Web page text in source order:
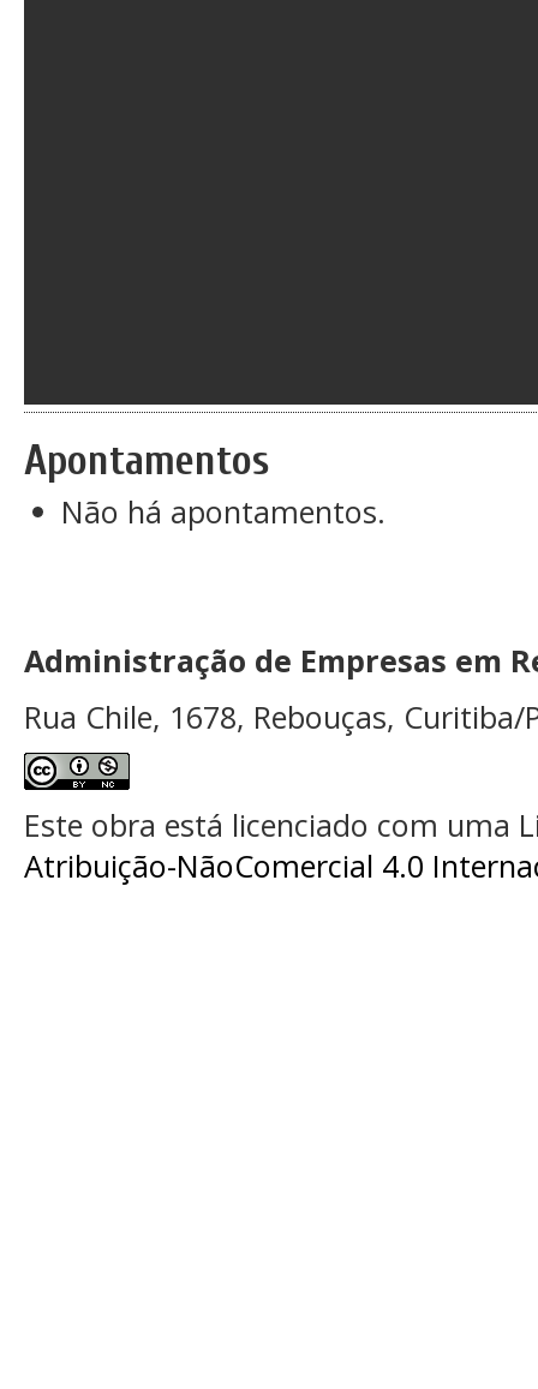
Apontamentos
Não há apontamentos.
Administração de Empresas em
Rua Chile, 1678, Rebouças, Curitiba/
Este obra está licenciado com uma
Atribuição-NãoComercial 4.0